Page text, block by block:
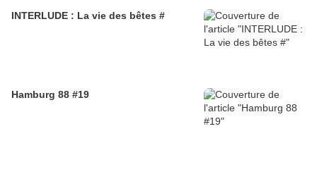
INTERLUDE : La vie des bêtes #
Hamburg 88 #19